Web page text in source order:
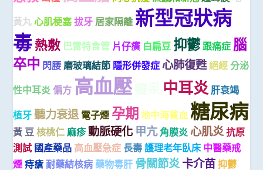
黃丸 心肌梗塞 拔牙 居家隔離 新型冠狀病
毒熱敷 巴雷特食管 片仔癀 白扁豆 抑鬱跟痛症 腦
卒中 閃腰 磨玻璃結節 隱形併發症 心肺復甦絕經 分泌
性中耳炎 偏方 高血壓 中耳炎 肝衰竭
植牙 聽力衰退 電子煙 孕期 地中海貧血 糖尿病
黃 豆 核桃仁 麻疹動脈硬化 甲亢 角膜炎 心肌炎抗原
測試 國產藥品 高血壓急症 長壽 護理老年臥床 中醫藥戒
煙 痔瘡 耐藥結核病 藥物毒肝 骨關節炎卡介苗 抑鬱